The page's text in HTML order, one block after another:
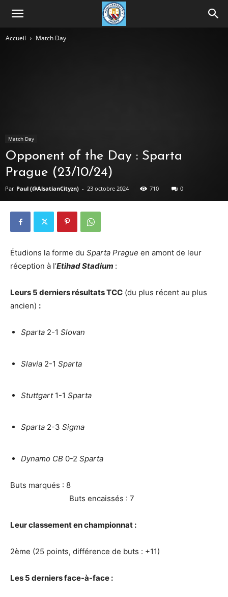
Accueil Match Day
Match Day
Opponent of the Day : Sparta
Prague (23/10/24)
Par Paul (@AlsatianCityzn) - 23 octobre 2024 710 0
Étudions la forme du Sparta Prague en amont de leur
réception à l’Etihad Stadium :
Leurs 5 derniers résultats TCC (du plus récent au plus
ancien) :
Sparta 2-1 Slovan
Slavia 2-1 Sparta
Stuttgart 1-1 Sparta
Sparta 2-3 Sigma
Dynamo CB 0-2 Sparta
Buts marqués : 8
Buts encaissés : 7
Leur classement en championnat :
2ème (25 points, différence de buts : +11)
Les 5 derniers face-à-face :